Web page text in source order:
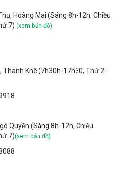
Hoàng Mai (Sáng 8h-12h, Chiều
7) (xem bản đồ)
Thanh Khê (7h30h-17h30, Thứ 2-
Quyền (Sáng 8h-12h, Chiều
7)(xem bản đồ)